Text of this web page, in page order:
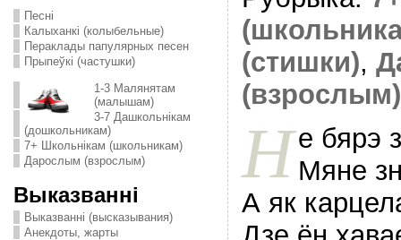
Песні
Калыханкі (колыбельные)
Пераклады папулярных песен
Прыпеўкі (частушки)
1-3 Малянятам
(малышам)
3-7 Дашкольнікам
(дошкольникам)
7+ Школьнікам (школьникам)
Дарослым (взрослым)
Выказванні
Выказванні (высказывания)
Анекдоты, жарты
(стишки),
(взрослым)
Не бярэ
Мяне
А як